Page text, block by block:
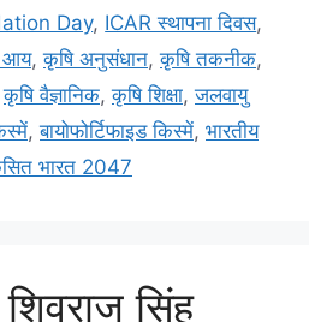
Day, ICAR स्थापना दिवस,
आय,कृषि अनुसंधान,कृषि तकनीक,
कृषि वैज्ञानिक,कृषि शिक्षा,जलवायु
,बायोफोर्टिफाइड किस्में, भारतीय
भारत 2047
सिंह